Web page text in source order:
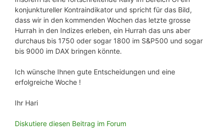
konjunktureller Kontraindikator und spricht für das Bild,
dass wir in den kommenden Wochen das letzte grosse
Hurrah in den Indizes erleben, ein Hurrah das uns aber
durchaus bis 1750 oder sogar 1800 im S&P500 und sogar
bis 9000 im DAX bringen könnte.
Ich wünsche Ihnen gute Entscheidungen und eine
erfolgreiche Woche !
Ihr Hari
Diskutiere diesen Beitrag im Forum